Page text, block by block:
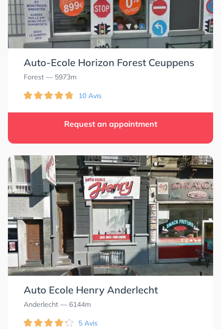
Auto-Ecole Horizon Forest Ceuppens
Forest — 5973m
10 Avis
Request an appointment
Auto Ecole Henry Anderlecht
Anderlecht — 6144m
5 Avis